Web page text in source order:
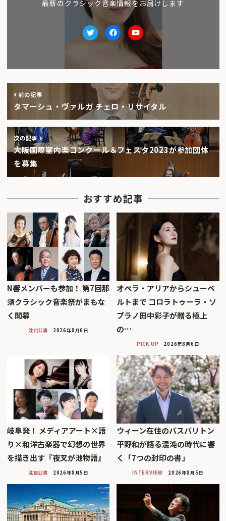
最新のクラシック音楽情報をお届けします
TwitterfacebookYoutube
前の記事
タマーシュ・ヴァルガ チェロ・リサイタル
次の記事
大阪国際室内楽コンクール＆フェスタ2023が参加団体
を募集
おすすめ記事
N響メンバーも参加！ 第7回那
須クラシック音楽祭がまもな
く開幕
注目公演 2026年8月6日
オペラ・アリアからシューベ
ルトまで コロラトゥーラ・ソ
プラノ田中彩子が贈る極上
の…
PICK UP 2026年8月6日
岐阜発！ メディアアート×語
り×和洋古楽器で幻想の世界
を描き出す『夜叉が池物語』
注目公演 2026年8月5日
ウィーン在住のバスバリトン
平野和が語る混沌の時代に響
く「7つの封印の書」
INTERVIEW 2026年8月5日